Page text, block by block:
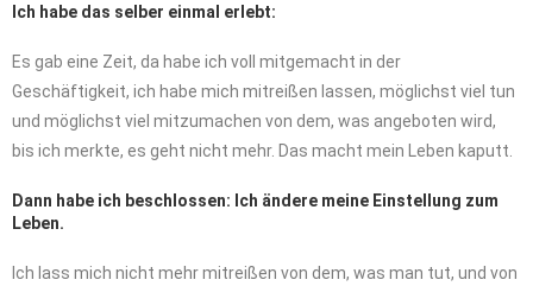
Ich habe das selber einmal erlebt:
Es gab eine Zeit, da habe ich voll mitgemacht in der
Geschäftigkeit, ich habe mich mitreißen lassen, möglichst viel tun
und möglichst viel mitzumachen von dem, was angeboten wird,
bis ich merkte, es geht nicht mehr. Das macht mein Leben kaputt.
Dann habe ich beschlossen: Ich ändere meine Einstellung zum
Leben.
Ich lass mich nicht mehr mitreißen von dem, was man tut, und von